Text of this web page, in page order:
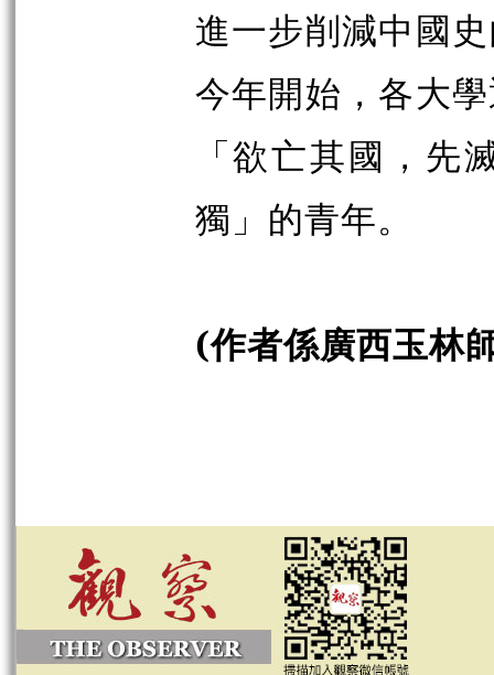
進一步削減中國
今年開始，各大
「欲亡其國，先
獨」的青年。
(作者係廣西玉林